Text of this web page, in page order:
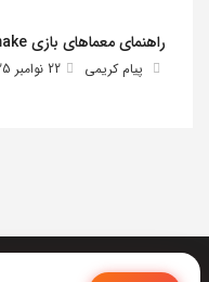
راهنمای معماهای بازی Silent Hill 2 Remake
پیام کریمی 22 نوامبر 2025